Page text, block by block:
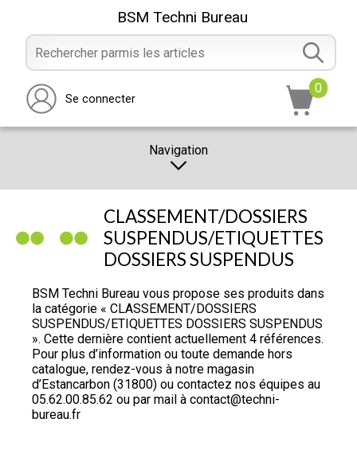
BSM Techni Bureau
Se connecter
0
Navigation
PROMOTION
NOTRE MAGASIN
NOUS CONTACTER
RÉALISATION
CLASSEMENT/DOSSIERS
SUSPENDUS/ETIQUETTES
DOSSIERS SUSPENDUS
BSM Techni Bureau vous propose ses produits dans
la catégorie « CLASSEMENT/DOSSIERS
SUSPENDUS/ETIQUETTES DOSSIERS SUSPENDUS
». Cette dernière contient actuellement 4 références.
Pour plus d’information ou toute demande hors
catalogue, rendez-vous à notre magasin
d’Estancarbon (31800) ou contactez nos équipes au
05.62.00.85.62 ou par mail à contact@techni-
bureau.fr